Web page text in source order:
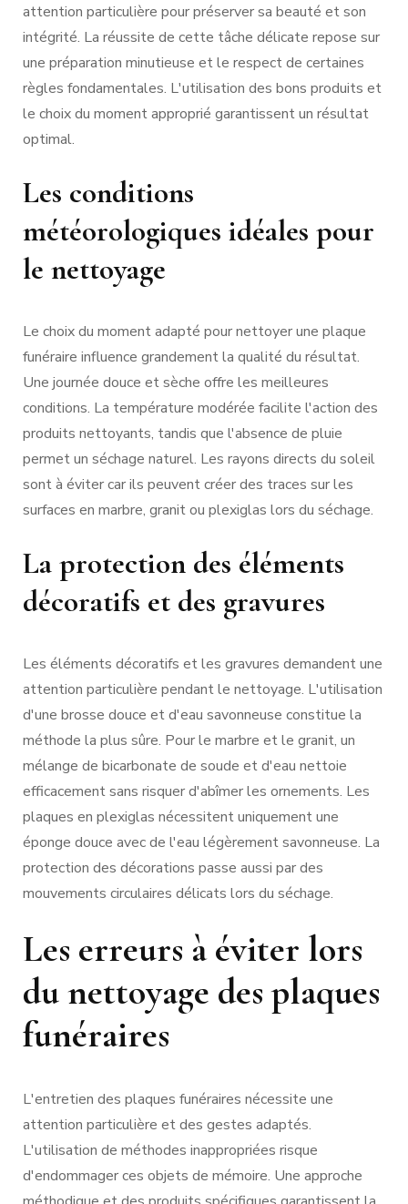
attention particulière pour préserver sa beauté et son
intégrité. La réussite de cette tâche délicate repose sur
une préparation minutieuse et le respect de certaines
règles fondamentales. L'utilisation des bons produits et
le choix du moment approprié garantissent un résultat
optimal.
Les conditions
météorologiques idéales pour
le nettoyage
Le choix du moment adapté pour nettoyer une plaque
funéraire influence grandement la qualité du résultat.
Une journée douce et sèche offre les meilleures
conditions. La température modérée facilite l'action des
produits nettoyants, tandis que l'absence de pluie
permet un séchage naturel. Les rayons directs du soleil
sont à éviter car ils peuvent créer des traces sur les
surfaces en marbre, granit ou plexiglas lors du séchage.
La protection des éléments
décoratifs et des gravures
Les éléments décoratifs et les gravures demandent une
attention particulière pendant le nettoyage. L'utilisation
d'une brosse douce et d'eau savonneuse constitue la
méthode la plus sûre. Pour le marbre et le granit, un
mélange de bicarbonate de soude et d'eau nettoie
efficacement sans risquer d'abîmer les ornements. Les
plaques en plexiglas nécessitent uniquement une
éponge douce avec de l'eau légèrement savonneuse. La
protection des décorations passe aussi par des
mouvements circulaires délicats lors du séchage.
Les erreurs à éviter lors
du nettoyage des plaques
funéraires
L'entretien des plaques funéraires nécessite une
attention particulière et des gestes adaptés.
L'utilisation de méthodes inappropriées risque
d'endommager ces objets de mémoire. Une approche